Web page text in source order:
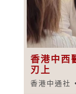
香港中西
刃上
香港中通社